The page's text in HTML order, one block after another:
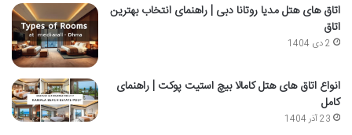
اتاق‌ های هتل مدیا روتانا دبی | راهنمای انتخاب بهترین
اتاق
2 دی 1404
انواع اتاق های هتل کامالا بیچ استیت پوکت | راهنمای
کامل
23 آذر 1404